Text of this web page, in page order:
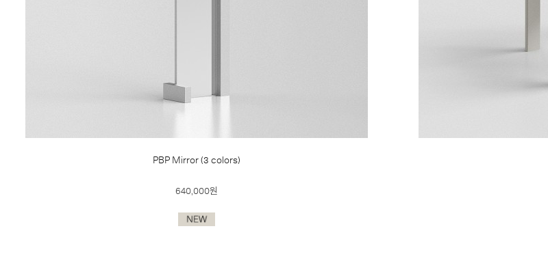
PBP Mirror (3 colors)
640,000원